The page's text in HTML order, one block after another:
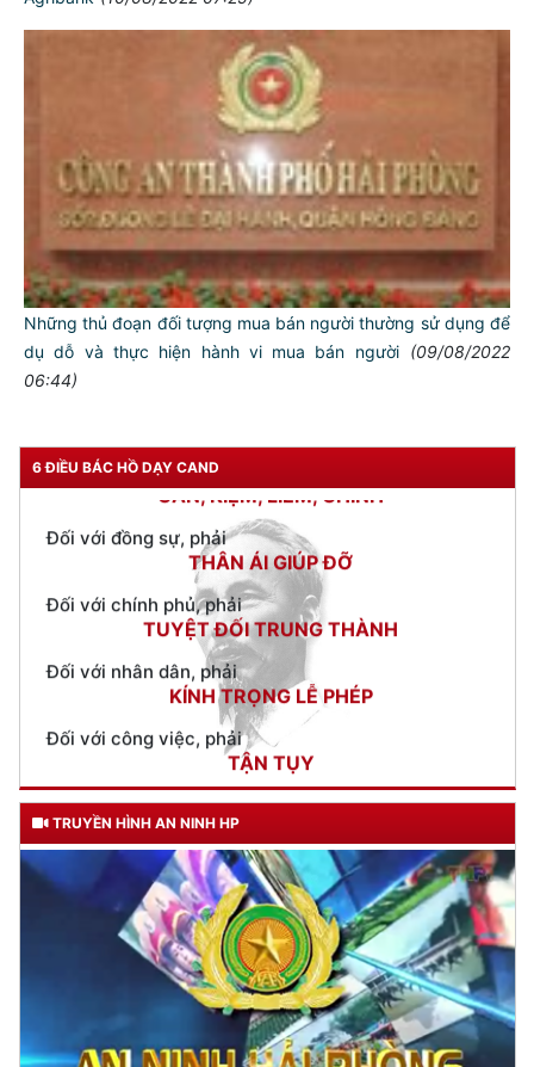
Những thủ đoạn đối tượng mua bán người thường sử dụng để
dụ dỗ và thực hiện hành vi mua bán người
(09/08/2022
06:44)
6 ĐIỀU BÁC HỒ DẠY CAND
TƯ CÁCH
NGƯỜI CÔNG AN CÁCH MỆNH LÀ:
Đối với tự mình, phải
Đối với đồng sự, phải
THÂN ÁI GIÚP ĐỠ
Đối với chính phủ, phải
TUYỆT ĐỐI TRUNG THÀNH
Đối với nhân dân, phải
KÍNH TRỌNG LỄ PHÉP
Đối với công việc, phải
TẬN TỤY
Đối với địch, phải
CƯƠNG QUYẾT, KHÔN KHÉO
Trích thư Chủ tịch Hồ Chí Minh
gửi Công an Khu XII,
ngày 11 tháng 3 năm 1948.
TRUYỀN HÌNH AN NINH HP